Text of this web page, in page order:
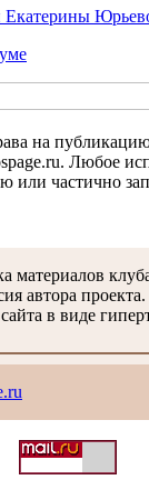
Екатерины
на
Любое
или частично
материалов
автора проекта.
в виде